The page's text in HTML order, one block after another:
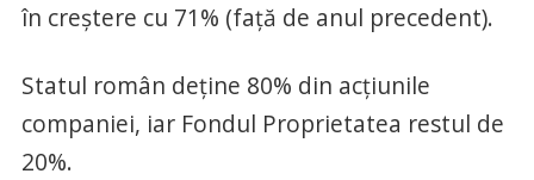
în creștere cu 71% (față de anul precedent).
Statul român deține 80% din acțiunile
companiei, iar Fondul Proprietatea restul de
20%.